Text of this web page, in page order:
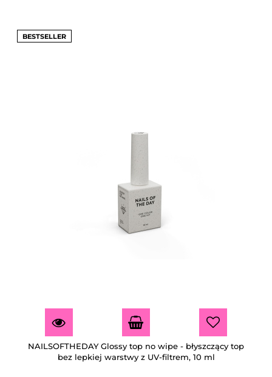
BESTSELLER
NAILSOFTHEDAY Glossy top no wipe - błyszczący top
bez lepkiej warstwy z UV-filtrem, 10 ml